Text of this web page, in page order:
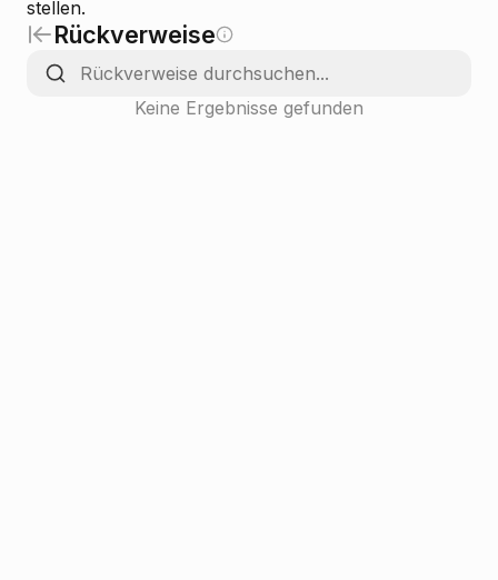
stellen.
Rückverweise
Keine Ergebnisse gefunden